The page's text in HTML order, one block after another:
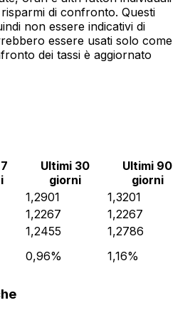
di confronto. Questi
non essere indicativi di
essere usati solo come
dei tassi è aggiornato
Ultimi 30
giorni
Ultimi 90
giorni
1,2901
1,3201
1,2267
1,2267
1,2455
1,2786
0,96% 1,16%